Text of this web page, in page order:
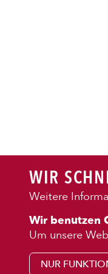
WIR
Weitere
Wir benutzen
Um unsere
NUR